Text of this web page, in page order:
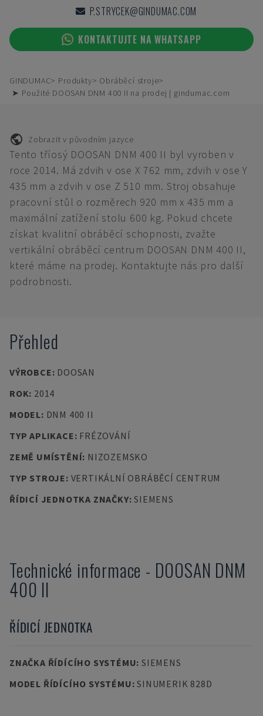
P.STRYCEK@GINDUMAC.COM
KONTAKTUJTE NA WHATSAPP
GINDUMAC Produkty
Obráběcí stroje
➤ Použité DOOSAN DNM 400 II na prodej | gindumac.com
Zobrazit v původním jazyce
Tento tříosý DOOSAN DNM 400 II byl vyroben v
roce 2014. Má zdvih v ose X 762 mm, zdvih v ose Y
435 mm a zdvih v ose Z 510 mm. Stroj obsahuje
pracovní stůl o rozměrech 920 mm x 435 mm a
maximální zatížení stolu 600 kg. Pokud chcete
získat kvalitní obráběcí schopnosti, zvažte
vertikální obráběcí centrum DOOSAN DNM 400 II,
které máme na prodej. Kontaktujte nás pro další
podrobnosti.
Přehled
VÝROBCE: DOOSAN
ROK: 2014
MODEL: DNM 400 II
TYP APLIKACE: FRÉZOVÁNÍ
ZEMĚ UMÍSTĚNÍ: NIZOZEMSKO
TYP STROJE: VERTIKÁLNÍ OBRÁBĚCÍ CENTRUM
ŘÍDICÍ JEDNOTKA ZNAČKY:SIEMENS
Technické informace - DOOSAN DNM
400 II
ŘÍDICÍ JEDNOTKA
ZNAČKA ŘÍDÍCÍHO SYSTÉMU: SIEMENS
MODEL ŘÍDÍCÍHO SYSTÉMU:SINUMERIK 828D